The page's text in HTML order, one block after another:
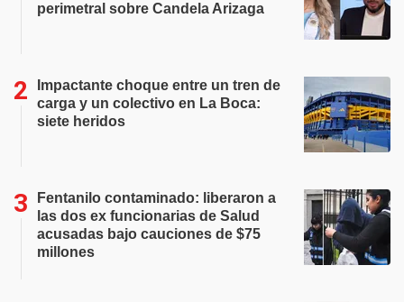
perimetral sobre Candela Arizaga
Impactante choque entre un tren de
carga y un colectivo en La Boca:
siete heridos
Fentanilo contaminado: liberaron a
las dos ex funcionarias de Salud
acusadas bajo cauciones de $75
millones